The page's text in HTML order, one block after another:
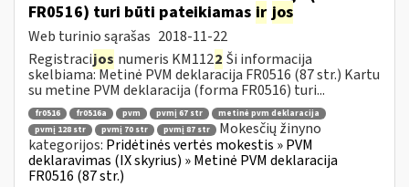
FR0516) turi būti pateikiamas ir jos
Web turinio sąrašas 2018-11-22
Registracijos numeris KM1122 Ši informacija
skelbiama: Metinė PVM deklaracija FR0516 (87 str.) Kartu
su metine PVM deklaracija (forma FR0516) turi...
fr0516 fr0516a pvm pvmį 67 str
metinė pvm deklaracija
pvmį 128 str
pvmį 70 str pvmį 87 str
Mokesčių žinyno
kategorijos: Pridėtinės vertės mokestis » PVM
deklaravimas (IX skyrius) » Metinė PVM deklaracija
FR0516 (87 str.)